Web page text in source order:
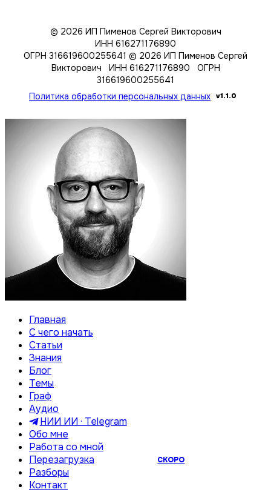
© 2026 ИП Пименов Сергей Викторович
ИНН 616271176890
ОГРН 316619600255641 © 2026 ИП Пименов Сергей
Викторович ИНН 616271176890 ОГРН
316619600255641
Политика обработки персональных данных v1.1.0
Главная
С чего начать
Статьи
Знания
Блог
Темы
Граф
Аудио
НИИ ИИ · Telegram
Обо мне
Работа со мной
Перезагрузка
СКОРО
Разборы
Контакт